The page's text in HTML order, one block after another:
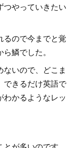
つやっていきたい
るので今までと覚
鱗でした。
いので、どこま
できるだけ英語で
かるようなレッ